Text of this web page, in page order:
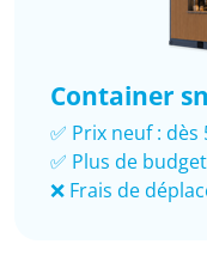
Container
✅ Prix neuf : dès
✅ Plus de
❌ Frais de